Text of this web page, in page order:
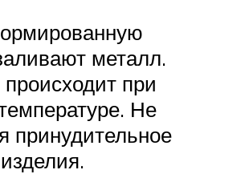
металл.
при
Не
принудительное